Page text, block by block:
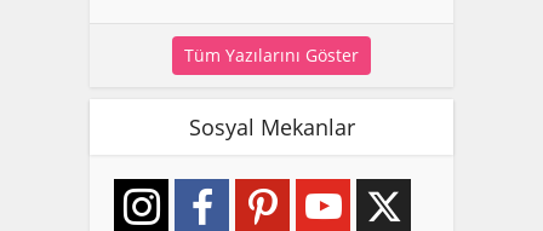
Tüm Yazılarını Göster
Sosyal Mekanlar